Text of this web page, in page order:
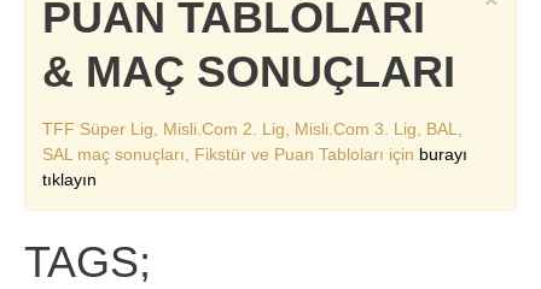
PUAN TABLOLARI
& MAÇ SONUÇLARI
TFF Süper Lig, Misli.Com 2. Lig, Misli.Com 3. Lig, BAL,
SAL maç sonuçları, Fikstür ve Puan Tabloları için burayı
tıklayın
TAGS;